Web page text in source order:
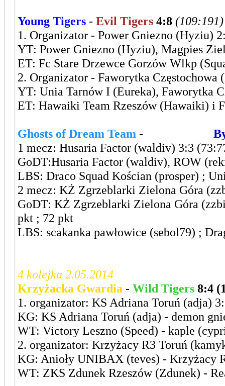
Young Tigers - Evil Tigers 4:8 (109:191)
1. Organizator - Power Gniezno (Hyziu)
YT: Power Gniezno (Hyziu), Magpies
ET: Fc Stare Drzewce Gorzów Wlkp
2. Organizator - Faworytka Częstochowa
YT: Unia Tarnów I (Eureka), Faworytka
ET: Hawaiki Team Rzeszów (Hawaiki) i
Ghosts of Dream Team -
1 mecz: Husaria Factor (waldiv) 3:3
GoDT:Husaria Factor (waldiv), ROW
LBS: Draco Squad Kościan (prosper) ;
2 mecz: KŻ Zgrzeblarki Zielona Góra
GoDT: KŻ Zgrzeblarki Zielona Góra
pkt ; 72 pkt
LBS: scakanka pawłowice (sebol79) ;
4 kolejka 2.05.2014
Krzyżacka Gwardia - Wild Tigers 8:4
1. organizator: KS Adriana Toruń (adja)
KG: KS Adriana Toruń (adja) - demon
WT: Victory Leszno (Speed) - kaple
2. organizator: Krzyżacy R3 Toruń
KG: Anioły UNIBAX (teves) - Krzyżacy
WT: ZKS Zdunek Rzeszów (Zdunek) -